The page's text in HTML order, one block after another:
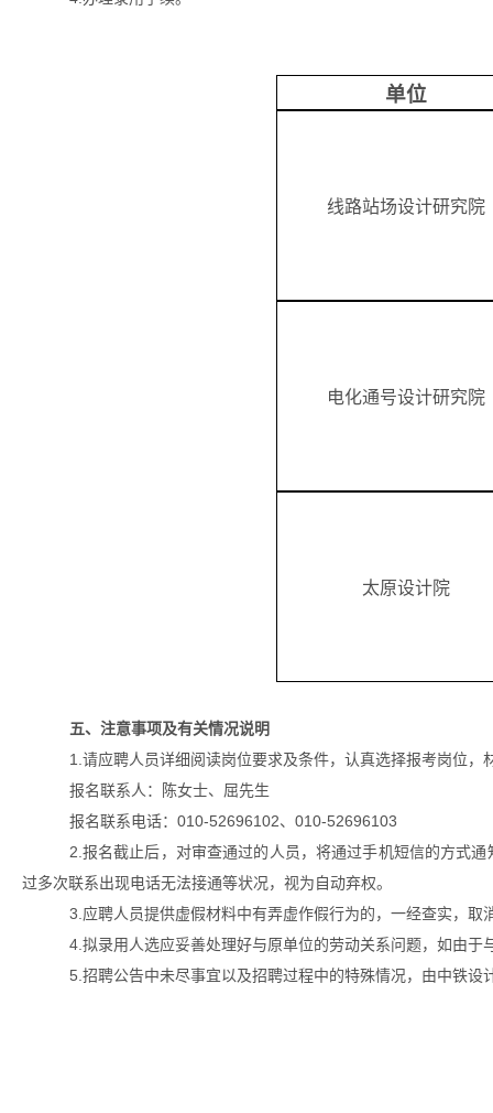
单位
线路站场设计研究院
电化通号设计研究院
太原设计院
五、注意事项及有关情况说明
1.请应聘人员详细阅读岗位要求及条件，认真选择报考岗位
报名联系人：陈女士、屈先生
报名联系电话： 010-52696102、010-52696103
2.报名截止后，对审查通过的人员，将通过手机短信的方式
过多次联系出现电话无法接通等状况，视为自动弃权。
3.应聘人员提供虚假材料中有弄虚作假行为的，一经查实，取
4.拟录用人选应妥善处理好与原单位的劳动关系问题，如由于
5.招聘公告中未尽事宜以及招聘过程中的特殊情况，由中铁设